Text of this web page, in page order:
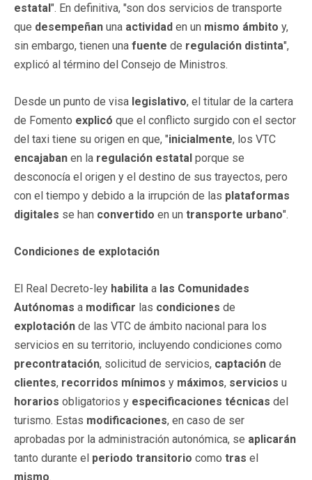
estatal". En definitiva, "son dos servicios de transporte
que desempeñan una actividad en un mismo ámbito y,
sin embargo, tienen una fuente de regulación distinta",
explicó al término del Consejo de Ministros.
Desde un punto de visa legislativo, el titular de la cartera
de Fomento explicó que el conflicto surgido con el sector
del taxi tiene su origen en que, "inicialmente, los VTC
encajaban en la regulación estatal porque se
desconocía el origen y el destino de sus trayectos, pero
con el tiempo y debido a la irrupción de las plataformas
digitales se han convertido en un transporte urbano".
Condiciones de explotación
El Real Decreto-ley habilita a las Comunidades
Autónomas a modificar las condiciones de
explotación de las VTC de ámbito nacional para los
servicios en su territorio, incluyendo condiciones como
precontratación, solicitud de servicios, captación de
clientes, recorridos mínimos y máximos, servicios u
horarios obligatorios y especificaciones técnicas del
turismo. Estas modificaciones, en caso de ser
aprobadas por la administración autonómica, se aplicarán
tanto durante el periodo transitorio como tras el
mismo.